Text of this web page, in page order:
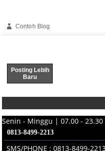
Contoh Blog
Posting Lebih
Baru
Senin - Minggu | 07.00 - 23.30
0813-8499-2213
SMS/PHONE : 0813-8499-